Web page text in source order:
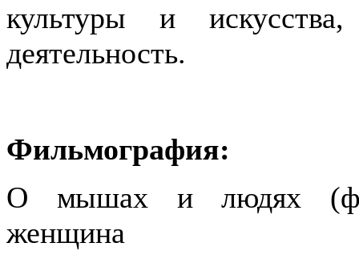
культуры и
деятельность.
Фильмография:
О мышах и людях
женщина